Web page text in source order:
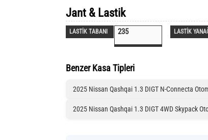
Jant & Lastik
LASTİK TABANI 235 LASTİK
Benzer Kasa Tipleri
2025 Nissan Qashqai 1.3 DIGT N-Connecta
2025 Nissan Qashqai 1.3 DIGT 4WD Skypack